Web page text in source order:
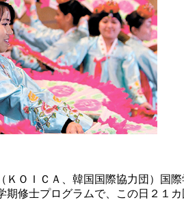
ＯＩＣＡ、韓国国際協力団）国
修士プログラムで、この日２１